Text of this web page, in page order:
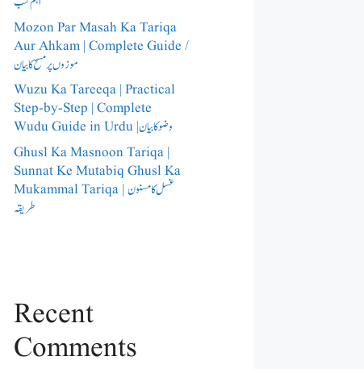
Mozon Par Masah Ka Tariqa
Aur Ahkam | Complete Guide /​
موزوں پر مسح کا بیان
Wuzu Ka Tareeqa | Practical
Step-by-Step | Complete
Wudu Guide in Urdu |وضو کا بیان
Ghusl Ka Masnoon Tariqa |
Sunnat Ke Mutabiq Ghusl Ka
Mukammal Tariqa | غسل کا مسنون
طریقہ
Recent
Comments